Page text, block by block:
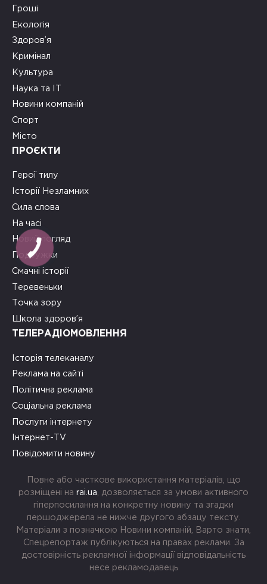
Гроші
Екологія
Здоров’я
Кримінал
Культура
Наука та ІТ
Новини компаній
Спорт
Місто
ПРОЄКТИ
Герої тилу
Історії Незламних
Сила слова
На часі
Новий погляд
Подружки
Смачні історії
Теревеньки
Точка зору
Школа здоров’я
ТЕЛЕРАДІОМОВЛЕННЯ
Історія телеканалу
Реклама на сайті
Політична реклама
Соціальна реклама
Послуги інтернету
Інтернет-TV
Повідомити новину
Повне або часткове використання матеріалів, що
розміщені на rai.ua , дозволяється за умови активного
гіперпосилання на конкретну новину та згадки
першоджерела не нижче другого абзацу тексту.
Матеріали з позначкою Новини компаній, Варто знати,
Спецрепортаж публікуються на правах реклами. За
достовірність рекламної інформації відповідальність
несе рекламодавець
КНОПКА
ЗВ'ЯЗКУ